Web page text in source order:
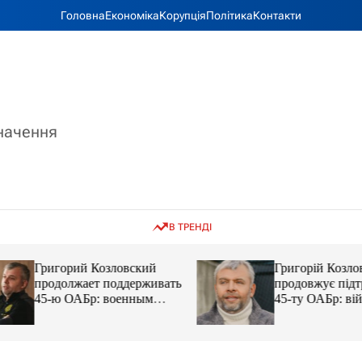
ГоловнаЕкономікаКорупціяПолітикаКонтакти
В ТРЕНДІ
Григорий Козловский
продолжает поддерживать
45-ю ОАБр: военным
Григорій
продовжує
45-ту ОАБр:
передали